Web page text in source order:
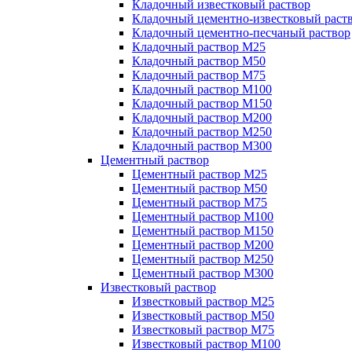
Кладочный известковый раствор
Кладочный цементно-известковый
Кладочный цементно-песчаный раствор
Кладочный раствор М25
Кладочный раствор М50
Кладочный раствор М75
Кладочный раствор М100
Кладочный раствор М150
Кладочный раствор М200
Кладочный раствор М250
Кладочный раствор М300
Цементный раствор
Цементный раствор М25
Цементный раствор М50
Цементный раствор М75
Цементный раствор М100
Цементный раствор М150
Цементный раствор М200
Цементный раствор М250
Цементный раствор М300
Известковый раствор
Известковый раствор М25
Известковый раствор М50
Известковый раствор М75
Известковый раствор М100